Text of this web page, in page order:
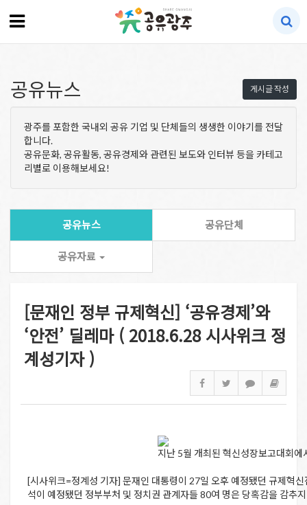
게시글 작성
공유뉴스
광주를 포함한 국내외 공유 기업 및 단체들의 생생한 이야기를 전달
합니다.
공유문화, 공유활동, 공유경제와 관련된 보도와 인터뷰 등을 카테고
리별로 이용해보세요!
공유뉴스 공유단체
공유자료
[문재인 정부 규제혁신] ‘공유경제’와
‘안전’ 딜레마 ( 2018.6.28 시사위크 정
계성기자 )
지난 5월 개최된 혁신성장보고대회
[시사위크=정계성 기자] 문재인 대통령이 27일 오후 예정됐던 규제혁
석이 예정됐던 정부부처 및 정치권 관계자들 80여 명은 당혹감을 감추